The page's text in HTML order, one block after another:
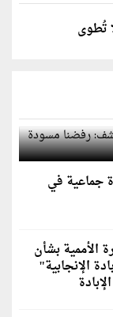
تُطوى
يكشف: رفضنا
جماعية في
الأممية بشأن
الإنجابية"